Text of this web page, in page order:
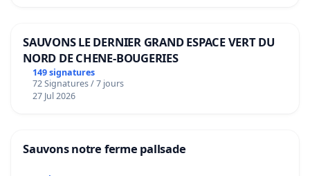
SAUVONS LE DERNIER GRAND ESPACE VERT DU
NORD DE CHENE-BOUGERIES
149 signatures
72 Signatures / 7 jours
27 Jul 2026
Sauvons notre ferme pallsade